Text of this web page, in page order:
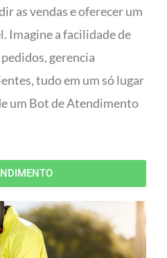
as vendas e oferecer um
Imagine a facilidade de
gerencia
tudo em um só lugar
um Bot de Atendimento